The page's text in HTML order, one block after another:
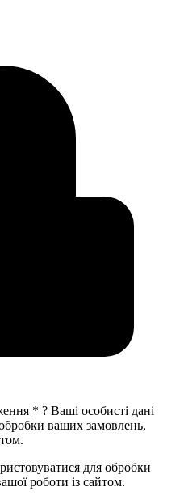
* ? Ваші особисті дані
ваших замовлень,
для обробки
роботи із сайтом.